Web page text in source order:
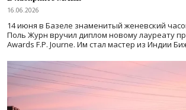
16.06.2026
14 июня в Базеле знаменитый женевский
Поль Журн вручил диплом новому лауреату
Awards F.P. Journe. Им стал мастер из Индии